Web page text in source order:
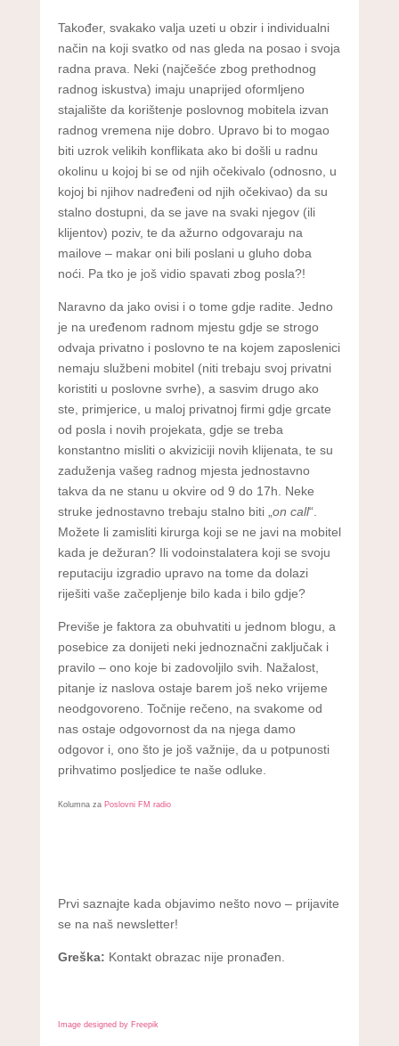
Također, svakako valja uzeti u obzir i individualni
način na koji svatko od nas gleda na posao i svoja
radna prava. Neki (najčešće zbog prethodnog
radnog iskustva) imaju unaprijed oformljeno
stajalište da korištenje poslovnog mobitela izvan
radnog vremena nije dobro. Upravo bi to mogao
biti uzrok velikih konflikata ako bi došli u radnu
okolinu u kojoj bi se od njih očekivalo (odnosno, u
kojoj bi njihov nadređeni od njih očekivao) da su
stalno dostupni, da se jave na svaki njegov (ili
klijentov) poziv, te da ažurno odgovaraju na
mailove – makar oni bili poslani u gluho doba
noći. Pa tko je još vidio spavati zbog posla?!
Naravno da jako ovisi i o tome gdje radite. Jedno
je na uređenom radnom mjestu gdje se strogo
odvaja privatno i poslovno te na kojem zaposlenici
nemaju službeni mobitel (niti trebaju svoj privatni
koristiti u poslovne svrhe), a sasvim drugo ako
ste, primjerice, u maloj privatnoj firmi gdje grcate
od posla i novih projekata, gdje se treba
konstantno misliti o akviziciji novih klijenata, te su
zaduženja vašeg radnog mjesta jednostavno
takva da ne stanu u okvire od 9 do 17h. Neke
struke jednostavno trebaju stalno biti „ on call“.
Možete li zamisliti kirurga koji se ne javi na mobitel
kada je dežuran? Ili vodoinstalatera koji se svoju
reputaciju izgradio upravo na tome da dolazi
riješiti vaše začepljenje bilo kada i bilo gdje?
Previše je faktora za obuhvatiti u jednom blogu, a
posebice za donijeti neki jednoznačni zaključak i
pravilo – ono koje bi zadovoljilo svih. Nažalost,
pitanje iz naslova ostaje barem još neko vrijeme
neodgovoreno. Točnije rečeno, na svakome od
nas ostaje odgovornost da na njega damo
odgovor i, ono što je još važnije, da u potpunosti
prihvatimo posljedice te naše odluke.
Kolumna za Poslovni FM radio
Prvi saznajte kada objavimo nešto novo – prijavite
se na naš newsletter!
Greška: Kontakt obrazac nije pronađen.
Image designed by Freepik